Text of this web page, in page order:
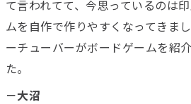
て言われてて、今思っているのは
ムを自作で作りやすくなってきま
ーチューバーがボードゲームを紹
た。
－大沼